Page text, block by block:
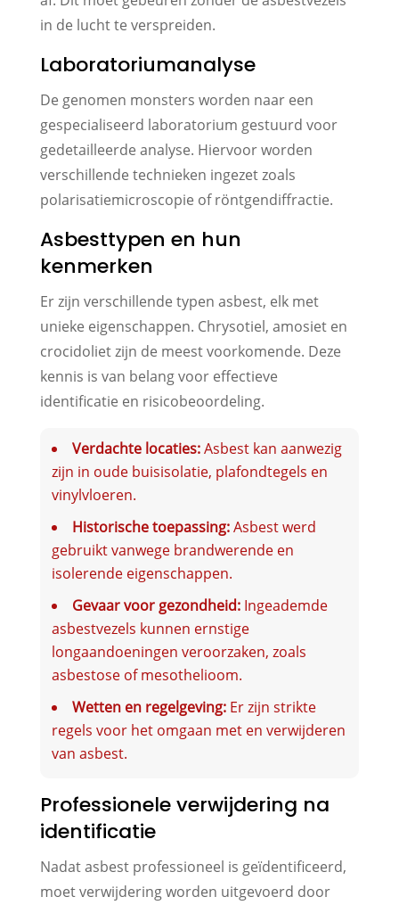
in de lucht te verspreiden.
Laboratoriumanalyse
De genomen monsters worden naar een
gespecialiseerd laboratorium gestuurd voor
gedetailleerde analyse. Hiervoor worden
verschillende technieken ingezet zoals
polarisatiemicroscopie of röntgendiffractie.
Asbesttypen en hun
kenmerken
Er zijn verschillende typen asbest, elk met
unieke eigenschappen. Chrysotiel, amosiet en
crocidoliet zijn de meest voorkomende. Deze
kennis is van belang voor effectieve
identificatie en risicobeoordeling.
Verdachte locaties:Asbest kan aanwezig
zijn in oude buisisolatie, plafondtegels en
vinylvloeren.
Historische toepassing:Asbest werd
gebruikt vanwege brandwerende en
isolerende eigenschappen.
Gevaar voor gezondheid:Ingeademde
asbestvezels kunnen ernstige
longaandoeningen veroorzaken, zoals
asbestose of mesothelioom.
Wetten en regelgeving:Er zijn strikte
regels voor het omgaan met en verwijderen
van asbest.
Professionele verwijdering na
identificatie
Nadat asbest professioneel is geïdentificeerd,
moet verwijdering worden uitgevoerd door